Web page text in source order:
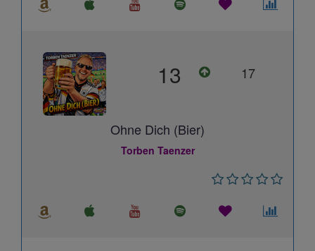
13 17
Ohne Dich (Bier)
Torben Taenzer